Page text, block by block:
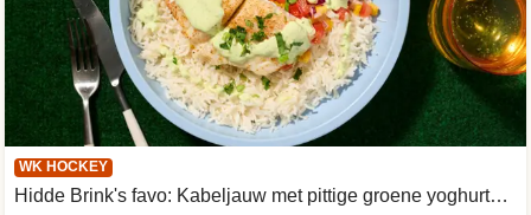
WK HOCKEY
Hidde Brink's favo: Kabeljauw met pittige groene yoghurtsaus